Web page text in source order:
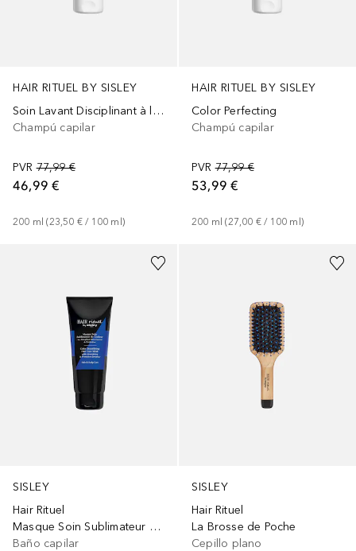
HAIR RITUEL BY SISLEY
Soin Lavant Disciplinant à l'huile de Macadamia
Champú capilar
PVR 77,99 €
46,99 €
200 ml (23,50 € / 100 ml)
HAIR RITUEL BY SISLEY
Color Perfecting
Champú capilar
PVR 77,99 €
53,99 €
200 ml (27,00 € / 100 ml)
SISLEY
Hair Rituel
Masque Soin Sublimateur de Couleur
Baño capilar
SISLEY
Hair Rituel
La Brosse de Poche
Cepillo plano